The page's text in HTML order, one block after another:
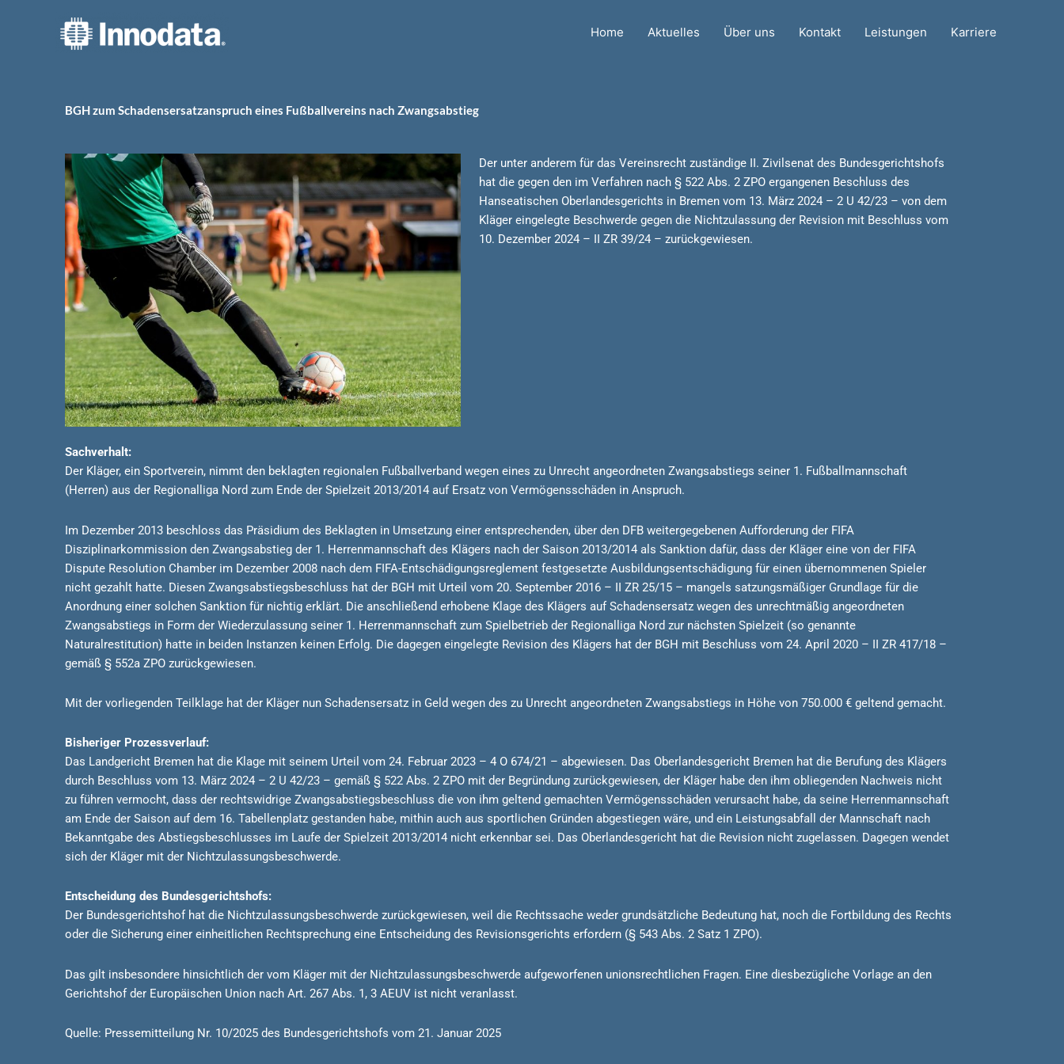
Home Aktuelles Über uns Kontakt Leistungen Karriere
BGH zum Schadensersatzanspruch eines Fußballvereins nach Zwangsabstieg
Der unter anderem für das Vereinsrecht zuständige II. Zivilsenat des Bundesgerichtshofs
hat die gegen den im Verfahren nach § 522 Abs. 2 ZPO ergangenen Beschluss des
Hanseatischen Oberlandesgerichts in Bremen vom 13. März 2024 – 2 U 42/23 – von dem
Kläger eingelegte Beschwerde gegen die Nichtzulassung der Revision mit Beschluss vom
10. Dezember 2024 – II ZR 39/24 – zurückgewiesen.
Sachverhalt:
Der Kläger, ein Sportverein, nimmt den beklagten regionalen Fußballverband wegen eines zu Unrecht angeordneten Zwangsabstiegs seiner 1. Fußballmannschaft
(Herren) aus der Regionalliga Nord zum Ende der Spielzeit 2013/2014 auf Ersatz von Vermögensschäden in Anspruch.
Im Dezember 2013 beschloss das Präsidium des Beklagten in Umsetzung einer entsprechenden, über den DFB weitergegebenen Aufforderung der FIFA
Disziplinarkommission den Zwangsabstieg der 1. Herrenmannschaft des Klägers nach der Saison 2013/2014 als Sanktion dafür, dass der Kläger eine von der FIFA
Dispute Resolution Chamber im Dezember 2008 nach dem FIFA-Entschädigungsreglement festgesetzte Ausbildungsentschädigung für einen übernommenen Spieler
nicht gezahlt hatte. Diesen Zwangsabstiegsbeschluss hat der BGH mit Urteil vom 20. September 2016 – II ZR 25/15 – mangels satzungsmäßiger Grundlage für die
Anordnung einer solchen Sanktion für nichtig erklärt. Die anschließend erhobene Klage des Klägers auf Schadensersatz wegen des unrechtmäßig angeordneten
Zwangsabstiegs in Form der Wiederzulassung seiner 1. Herrenmannschaft zum Spielbetrieb der Regionalliga Nord zur nächsten Spielzeit (so genannte
Naturalrestitution) hatte in beiden Instanzen keinen Erfolg. Die dagegen eingelegte Revision des Klägers hat der BGH mit Beschluss vom 24. April 2020 – II ZR 417/18 –
gemäß § 552a ZPO zurückgewiesen.
Mit der vorliegenden Teilklage hat der Kläger nun Schadensersatz in Geld wegen des zu Unrecht angeordneten Zwangsabstiegs in Höhe von 750.000 € geltend gemacht.
Bisheriger Prozessverlauf:
Das Landgericht Bremen hat die Klage mit seinem Urteil vom 24. Februar 2023 – 4 O 674/21 – abgewiesen. Das Oberlandesgericht Bremen hat die Berufung des Klägers
durch Beschluss vom 13. März 2024 – 2 U 42/23 – gemäß § 522 Abs. 2 ZPO mit der Begründung zurückgewiesen, der Kläger habe den ihm obliegenden Nachweis nicht
zu führen vermocht, dass der rechtswidrige Zwangsabstiegsbeschluss die von ihm geltend gemachten Vermögensschäden verursacht habe, da seine Herrenmannschaft
am Ende der Saison auf dem 16. Tabellenplatz gestanden habe, mithin auch aus sportlichen Gründen abgestiegen wäre, und ein Leistungsabfall der Mannschaft nach
Bekanntgabe des Abstiegsbeschlusses im Laufe der Spielzeit 2013/2014 nicht erkennbar sei. Das Oberlandesgericht hat die Revision nicht zugelassen. Dagegen wendet
sich der Kläger mit der Nichtzulassungsbeschwerde.
Entscheidung des Bundesgerichtshofs:
Der Bundesgerichtshof hat die Nichtzulassungsbeschwerde zurückgewiesen, weil die Rechtssache weder grundsätzliche Bedeutung hat, noch die Fortbildung des Rechts
oder die Sicherung einer einheitlichen Rechtsprechung eine Entscheidung des Revisionsgerichts erfordern (§ 543 Abs. 2 Satz 1 ZPO).
Das gilt insbesondere hinsichtlich der vom Kläger mit der Nichtzulassungsbeschwerde aufgeworfenen unionsrechtlichen Fragen. Eine diesbezügliche Vorlage an den
Gerichtshof der Europäischen Union nach Art. 267 Abs. 1, 3 AEUV ist nicht veranlasst.
Quelle: Pressemitteilung Nr. 10/2025 des Bundesgerichtshofs vom 21. Januar 2025